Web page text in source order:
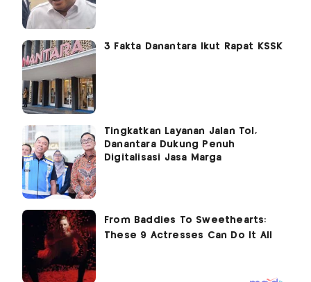
3 Fakta Danantara Ikut Rapat KSSK
Tingkatkan Layanan Jalan Tol,
Danantara Dukung Penuh
Digitalisasi Jasa Marga